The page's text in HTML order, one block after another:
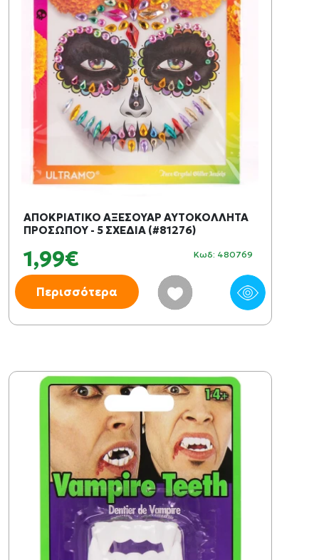
ΑΠΟΚΡΙΑΤΙΚΟ ΑΞΕΣΟΥΑΡ ΑΥΤΟΚΟΛΛΗΤΑ
ΠΡΟΣΩΠΟΥ - 5 ΣΧΕΔΙΑ (#81276)
1,99€ Κωδ: 480769
Περισσότερα